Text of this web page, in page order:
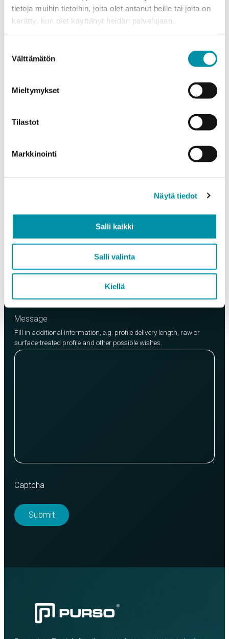
tietoja muihin tietoihin, joita olet antanut heille tai joita on
kerätty, kun olet käyttänyt heidän palvelujaan.
valinta
Välttämätön
Mieltymykset
Tilastot
Markkinointi
Näytä tiedot
Salli kaikki
Salli valinta
Kiellä
Products
Select a product and enter the order quantity in meters. Please
Product*
EN AW-6082 (min. 500kg)
Add product
Message
Fill in additional information, e.g. profile delivery length, raw or
surface-treated profile and other possible wishes.
Captcha